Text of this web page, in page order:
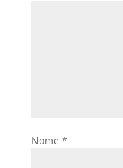
Nome *